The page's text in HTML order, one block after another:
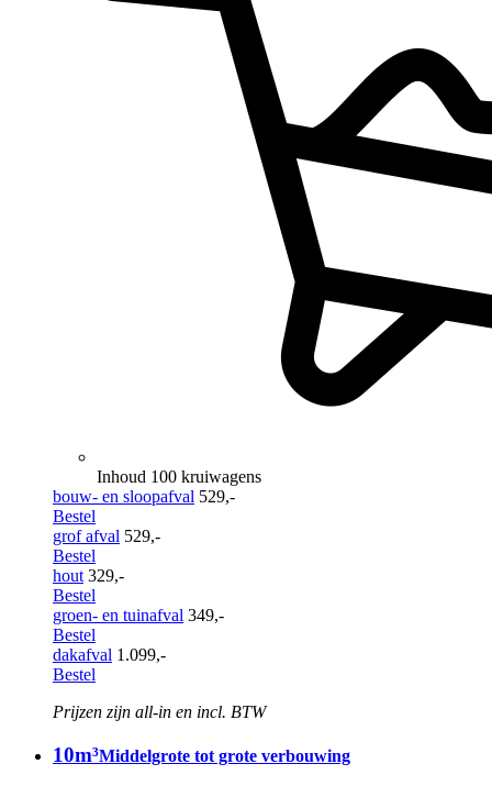
Inhoud 100 kruiwagens
bouw- en sloopafval 529,-
Bestel
grof afval 529,-
Bestel
hout 329,-
Bestel
groen- en tuinafval 349,-
Bestel
dakafval 1.099,-
Bestel
Prijzen zijn all-in en incl. BTW
10m³Middelgrote tot grote verbouwing